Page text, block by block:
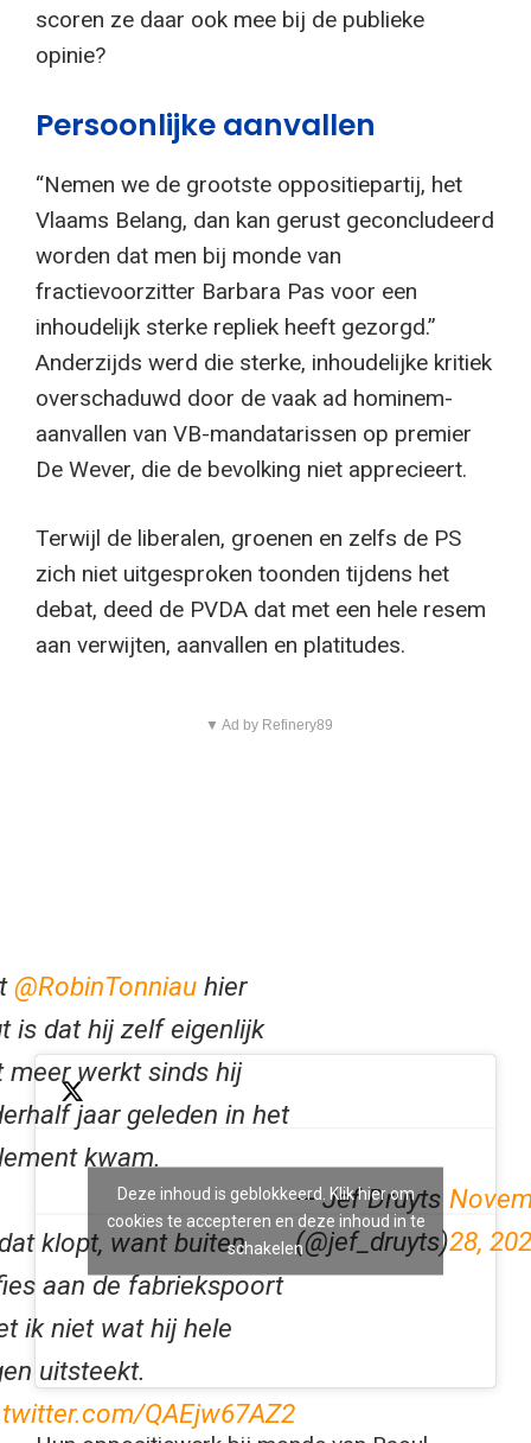
scoren ze daar ook mee bij de publieke
opinie?
Persoonlijke aanvallen
“Nemen we de grootste oppositiepartij, het
Vlaams Belang, dan kan gerust geconcludeerd
worden dat men bij monde van
fractievoorzitter Barbara Pas voor een
inhoudelijk sterke repliek heeft gezorgd.”
Anderzijds werd die sterke, inhoudelijke kritiek
overschaduwd door de vaak ad hominem-
aanvallen van VB-mandatarissen op premier
De Wever, die de bevolking niet apprecieert.
Terwijl de liberalen, groenen en zelfs de PS
zich niet uitgesproken toonden tijdens het
debat, deed de PVDA dat met een hele resem
aan verwijten, aanvallen en platitudes.
▼ Ad by Refinery89
@RobinTonniau hier
is dat hij zelf eigenlijk
meer werkt sinds hij
jaar geleden in het
kwam.
klopt, want buiten
aan de fabriekspoort
ik niet wat hij hele
uitsteekt.
QAEjw67AZ2
— Jef Druyts
(@jef_druyts)28,
Deze inhoud is geblokkeerd. Klik hier om
cookies te accepteren en deze inhoud in te
schakelen